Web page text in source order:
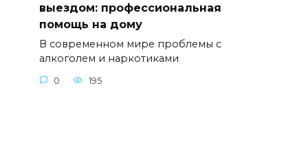
выездом: профессиональная
помощь на дому
В современном мире проблемы с
алкоголем и наркотиками
0 195